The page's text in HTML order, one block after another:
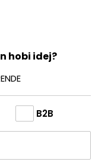
hobi idej?
B2B